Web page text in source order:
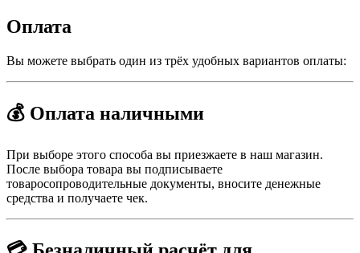
Оплата
Вы можете выбрать один из трёх удобных вариантов оплаты:
💰 Оплата наличными
При выборе этого способа вы приезжаете в наш магазин.
После выбора товара вы подписываете
товаросопроводительные документы, вносите денежные
средства и получаете чек.